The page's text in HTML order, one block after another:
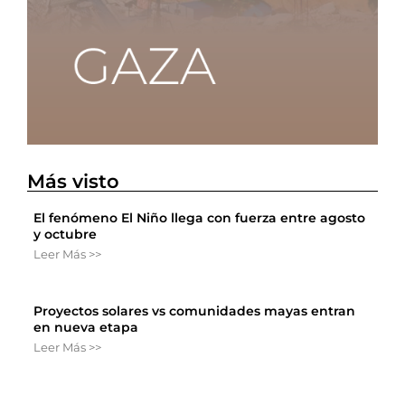
Más visto
El fenómeno El Niño llega con fuerza entre agosto
y octubre
Leer Más >>
Proyectos solares vs comunidades mayas entran
en nueva etapa
Leer Más >>